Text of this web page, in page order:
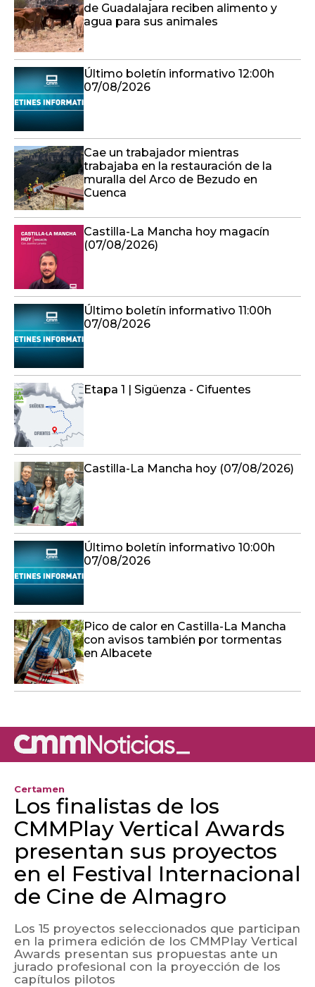
de Guadalajara reciben alimento y
agua para sus animales
Último boletín informativo 12:00h
07/08/2026
Cae un trabajador mientras
trabajaba en la restauración de la
muralla del Arco de Bezudo en
Cuenca
Castilla-La Mancha hoy magacín
(07/08/2026)
Último boletín informativo 11:00h
07/08/2026
Etapa 1 | Sigüenza - Cifuentes
Castilla-La Mancha hoy (07/08/2026)
Último boletín informativo 10:00h
07/08/2026
Pico de calor en Castilla-La Mancha
con avisos también por tormentas
en Albacete
Certamen
Los finalistas de los
CMMPlay Vertical Awards
presentan sus proyectos
en el Festival Internacional
de Cine de Almagro
Los 15 proyectos seleccionados que participan
en la primera edición de los CMMPlay Vertical
Awards presentan sus propuestas ante un
jurado profesional con la proyección de los
capítulos pilotos